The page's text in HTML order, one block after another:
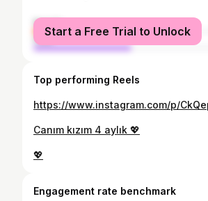
female
male
Start a Free Trial to Unlock
Top performing Reels
https://www.instagram.com/p/
Canım kızım 4 aylık 💖
💖
Engagement rate benchmark